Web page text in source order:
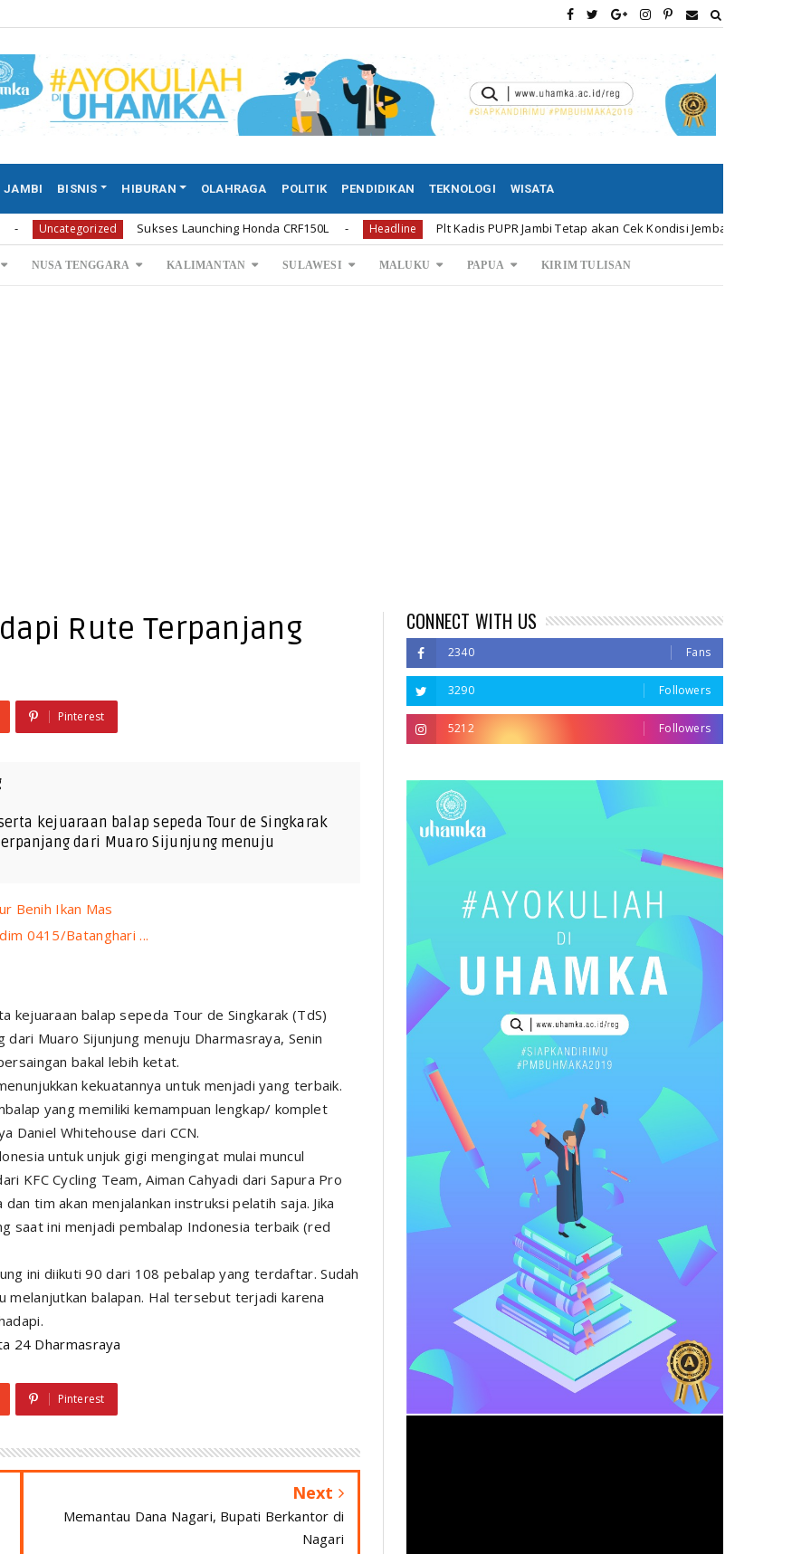
JAMBI BISNIS HIBURAN OLAHRAGA POLITIK PENDIDIKAN TEKNOLOGI WISATA
Sukses Launching Honda CRF150L Headline Plt Kadis PUPR Jambi Tetap akan Cek Kondisi Jembatan Batanghari II
NUSA TENGGARA KALIMANTAN SULAWESI MALUKU PAPUA KIRIM TULISAN
Rute Terpanjang
Pinterest
kejuaraan balap sepeda Tour de Singkarak
dari Muaro Sijunjung menuju
Benih Ikan Mas
0415/Batanghari ...
balap sepeda Tour de Singkarak (TdS)
Muaro Sijunjung menuju Dharmasraya, Senin
bakal lebih ketat.
kekuatannya untuk menjadi yang terbaik.
yang memiliki kemampuan lengkap/ komplet
Daniel Whitehouse dari CCN.
untuk unjuk gigi mengingat mulai muncul
KFC Cycling Team, Aiman Cahyadi dariSapura Pro
dan tim akan menjalankan instruksi pelatih saja. Jika
saat ini menjadi pembalap Indonesia terbaik (red
ini diikuti 90 dari 108 pebalap yang terdaftar. Sudah
balapan. Hal tersebut terjadi karena
24 Dharmasraya
Pinterest
Next
Memantau Dana Nagari, Bupati Berkantor di
Nagari
CONNECT WITH US
2340 Fans
3290 Followers
5212 Followers